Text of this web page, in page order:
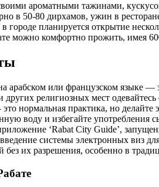
ароматными тажинами,
в 50-80 дирхамов, ужин в
городе планируется открытие
можно комфортно прожить, имея
арабском или французском языке
религиозных мест
нормальная практика, но делайте
воду и избегайте
‘Rabat City Guide’,
системы электронных виз
их разрешения, особенно в